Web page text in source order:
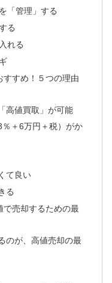
「管理」する
る
れる
すすめ！５つの理由
高値買取」が可能
＋6万円＋税）がか
て良い
る
で売却するための最
のが、高値売却の最